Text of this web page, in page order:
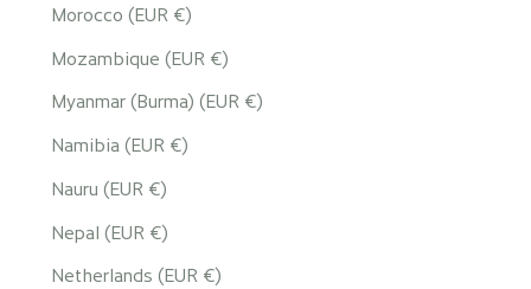
Morocco (EUR €)
Mozambique (EUR €)
Myanmar (Burma) (EUR €)
Namibia (EUR €)
Nauru (EUR €)
Nepal (EUR €)
Netherlands (EUR €)